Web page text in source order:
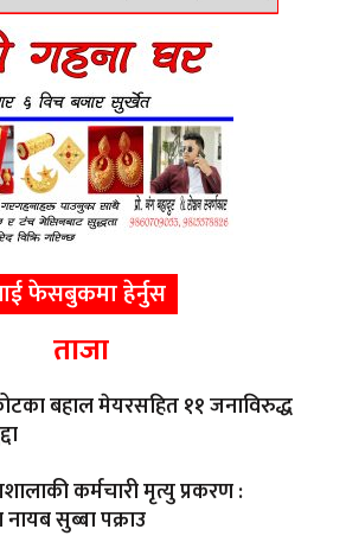
फेसबुकमा हेर्नुस
ताजा
बहाल मेयरसहित ११ जनाविरुद्ध
कर्मचारी मृत्यु प्रकरण :
सुब्बा पक्राउ